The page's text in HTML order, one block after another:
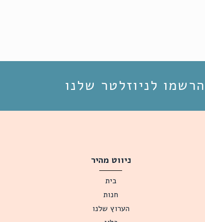
הרשמו לניוזלטר שלנו
ניווט מהיר
בית
חנות
הערוץ שלנו